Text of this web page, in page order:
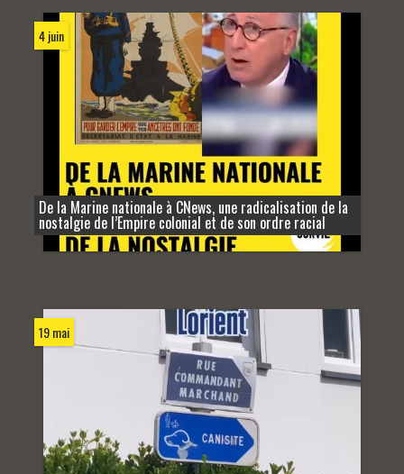
4 juin
De la Marine nationale à CNews, une radicalisation de la
nostalgie de l’Empire colonial et de son ordre racial
19 mai